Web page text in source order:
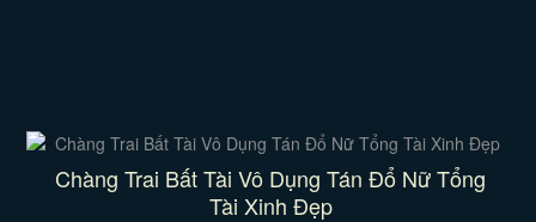
Chàng Trai Bất Tài Vô Dụng Tán Đổ Nữ Tổng
Tài Xinh Đẹp